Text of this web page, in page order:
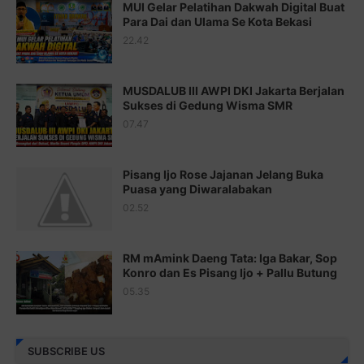
Juz 17 ⇨http://j.mp/2brHsFz
Juz 18 ⇨http://j.mp/2b8SCfc
Juz 19 ⇨http://j.mp/2bFSq95
Juz 20 ⇨http://j.mp/2brI1zc
Juz 21 ⇨http://j.mp/2b8VcBO
http://j.mp/2bFRxNP
http://j.mp/2brItxm
Juz 25 ⇨http://j.mp/2brImlf
Juz 26 ⇨http://j.mp/2bFRHF2
MUI Gelar Pelatihan Dakwah Digital Buat
Para Dai dan Ulama Se Kota Bekasi
22.42
MUSDALUB III AWPI DKI Jakarta Berjalan
Sukses di Gedung Wisma SMR
07.47
Pisang Ijo Rose Jajanan Jelang Buka
Puasa yang Diwaralabakan
02.52
RM mAmink Daeng Tata: Iga Bakar, Sop
Konro dan Es Pisang Ijo + Pallu Butung
05.35
SUBSCRIBE US